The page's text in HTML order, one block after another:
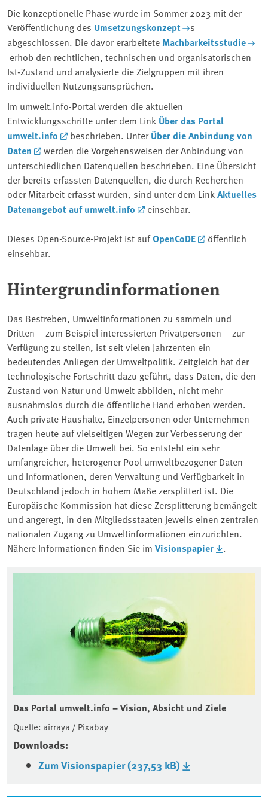
Die konzeptionelle Phase wurde im Sommer 2023 mit der
Veröffentlichung des Umsetzungskonzept
s
abgeschlossen. Die davor erarbeitete Machbarkeitsstudie
erhob den rechtlichen, technischen und organisatorischen
Ist-Zustand und analysierte die Zielgruppen mit ihren
individuellen Nutzungsansprüchen.
Im umwelt.info-Portal werden die aktuellen
Entwicklungsschritte unter dem Link Über das Portal
umwelt.info
beschrieben. UnterÜber die Anbindung von
Daten
werden die Vorgehensweisen der Anbindung von
unterschiedlichen Datenquellen beschrieben. Eine Übersicht
der bereits erfassten Datenquellen, die durch Recherchen
oder Mitarbeit erfasst wurden, sind unter dem Link Aktuelles
Datenangebot auf umwelt.info
einsehbar.
Dieses Open-Source-Projekt ist aufOpenCoDE
öffentlich
einsehbar.
Hintergrundinformationen
Das Bestreben, Umweltinformationen zu sammeln und
Dritten – zum Beispiel interessierten Privatpersonen – zur
Verfügung zu stellen, ist seit vielen Jahrzenten ein
bedeutendes Anliegen der Umweltpolitik. Zeitgleich hat der
technologische Fortschritt dazu geführt, dass Daten, die den
Zustand von Natur und Umwelt abbilden, nicht mehr
ausnahmslos durch die öffentliche Hand erhoben werden.
Auch private Haushalte, Einzelpersonen oder Unternehmen
tragen heute auf vielseitigen Wegen zur Verbesserung der
Datenlage über die Umwelt bei. So entsteht ein sehr
umfangreicher, heterogener Pool umweltbezogener Daten
und Informationen, deren Verwaltung und Verfügbarkeit in
Deutschland jedoch in hohem Maße zersplittert ist. Die
Europäische Kommission hat diese Zersplitterung bemängelt
und angeregt, in den Mitgliedsstaaten jeweils einen zentralen
nationalen Zugang zu Umweltinformationen einzurichten.
Nähere Informationen finden Sie im Visionspapier .
Das Portal umwelt.info – Vision, Absicht und Ziele
Quelle: airraya / Pixabay
Downloads:
Zum Visionspapier (237,53 kB)